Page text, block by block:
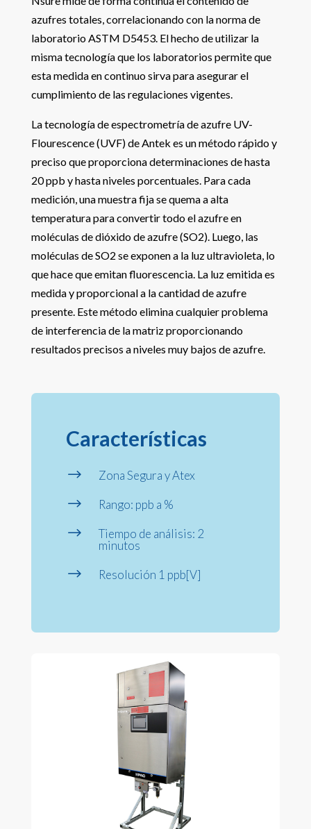
azufres totales, correlacionando con la norma de
laboratorio ASTM D5453. El hecho de utilizar la
misma tecnología que los laboratorios permite que
esta medida en continuo sirva para asegurar el
cumplimiento de las regulaciones vigentes.
La tecnología de espectrometría de azufre UV-
Flourescence (UVF) de Antek es un método rápido y
preciso que proporciona determinaciones de hasta
20 ppb y hasta niveles porcentuales. Para cada
medición, una muestra fija se quema a alta
temperatura para convertir todo el azufre en
moléculas de dióxido de azufre (SO2). Luego, las
moléculas de SO2 se exponen a la luz ultravioleta, lo
que hace que emitan fluorescencia. La luz emitida es
medida y proporcional a la cantidad de azufre
presente. Este método elimina cualquier problema
de interferencia de la matriz proporcionando
resultados precisos a niveles muy bajos de azufre.
Características
$ Zona Segura y Atex
$ Rango: ppb a %
$
Tiempo de análisis: 2
minutos
$ Resolución 1 ppb[V]